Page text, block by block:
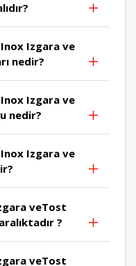
Izgara ve
nedir?
Izgara ve
nedir?
Izgara ve
veTost
?
veTost